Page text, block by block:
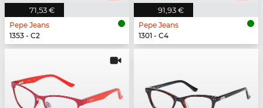
71,53 €
Pepe Jeans
1353 - C2
91,93 €
Pepe Jeans
1301 - C4